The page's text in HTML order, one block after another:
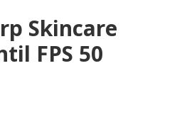
Skincare
FPS 50